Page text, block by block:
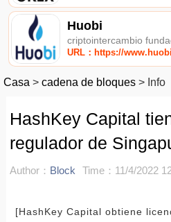
Huobi
criptointercambio
URL：https://
Casa > cadena de bloques > Info
HashKey Capital
regulador de
Author： Block Time：11/4/2022
[HashKey Capital obtiene